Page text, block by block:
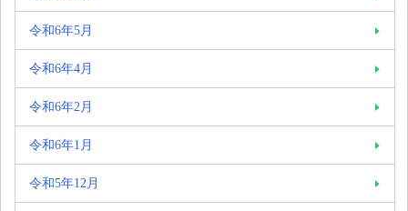
令和6年5月
令和6年4月
令和6年2月
令和6年1月
令和5年12月